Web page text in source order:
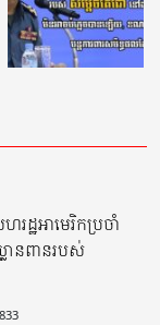
ដ្ឋអាមេរិកប្រចាំ
ានពានរបស់
833